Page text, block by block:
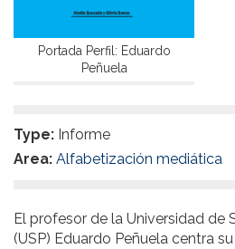
Portada Perfil: Eduardo
Peñuela
Type: Informe
Area: Alfabetización mediática
El profesor de la Universidad de
(USP) Eduardo Peñuela centra